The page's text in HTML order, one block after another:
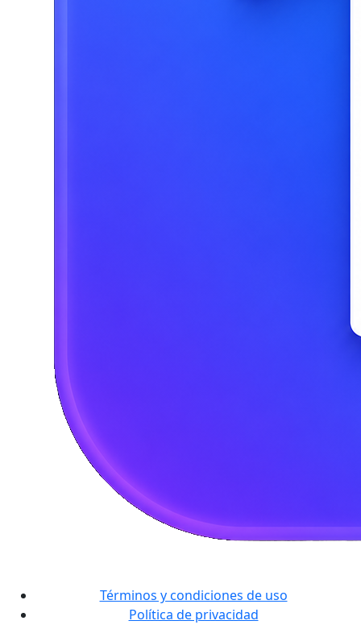
Términos y condiciones de uso
Política de privacidad